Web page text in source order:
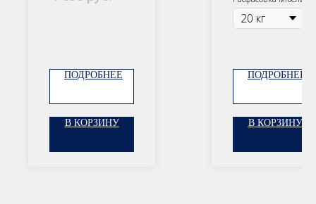
ПОДРОБНЕЕ
В КОРЗИНУ
сбор
ПОДРОБНЕЕ
В КОРЗИНУ